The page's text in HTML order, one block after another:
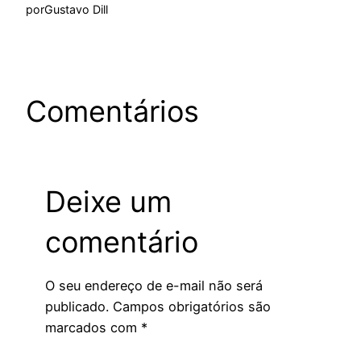
porGustavo Dill
Comentários
Deixe um
comentário
O seu endereço de e-mail não será
publicado. Campos obrigatórios são
marcados com *